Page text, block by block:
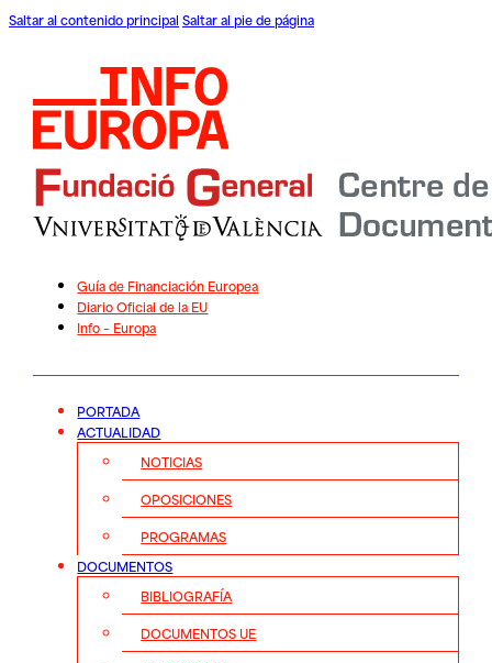
Saltar al contenido principal Saltar al pie de página
Guía de Financiación Europea
Diario Oficial de la EU
Info – Europa
PORTADA
ACTUALIDAD
NOTICIAS
OPOSICIONES
PROGRAMAS
DOCUMENTOS
BIBLIOGRAFÍA
DOCUMENTOS UE